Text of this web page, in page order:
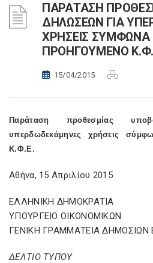
ΠΑΡΑΤΑΣΗ
ΔΗΛΩΣΕΩΝ ΓΙΑ
ΧΡΗΣΕΙΣ
ΠΡΟΗΓΟΥΜΕΝΟ
15/04/2015
Παράταση προθεσμίας
υπερδωδεκάμηνες χρήσεις
Κ.Φ.Ε.
Αθήνα, 15 Απριλίου 2015
ΕΛΛΗΝΙΚΗ ΔΗΜΟΚΡΑΤΙΑ
ΥΠΟΥΡΓΕΙΟ ΟΙΚΟΝΟΜΙΚΩΝ
ΓΕΝΙΚΗ ΓΡΑΜΜΑΤΕΙΑ ΔΗΜΟΣΙΩΝ
ΔΕΛΤΙΟ ΤΥΠΟΥ